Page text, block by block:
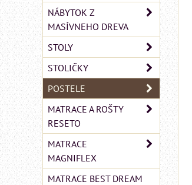
NÁBYTOK Z
MASÍVNEHO DREVA
STOLY
STOLIČKY
POSTELE
MATRACE A ROŠTY
RESETO
MATRACE
MAGNIFLEX
MATRACE BEST DREAM